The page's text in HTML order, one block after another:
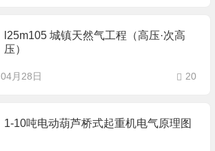
l25m105 城镇天然气工程（高压·次高
压）
04月28日 20
1-10吨电动葫芦桥式起重机电气原理图